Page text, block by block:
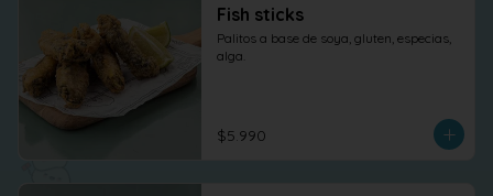
Fish sticks
Palitos a base de soya, gluten, especias,
alga.
$5.990